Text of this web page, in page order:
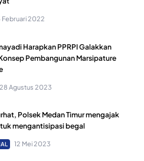
Februari 2022
Harapkan PPRPI Galakkan
Pembangunan Marsipature
28 Agustus 2023
Polsek Medan Timur mengajak
mengantisipasi begal
12 Mei 2023